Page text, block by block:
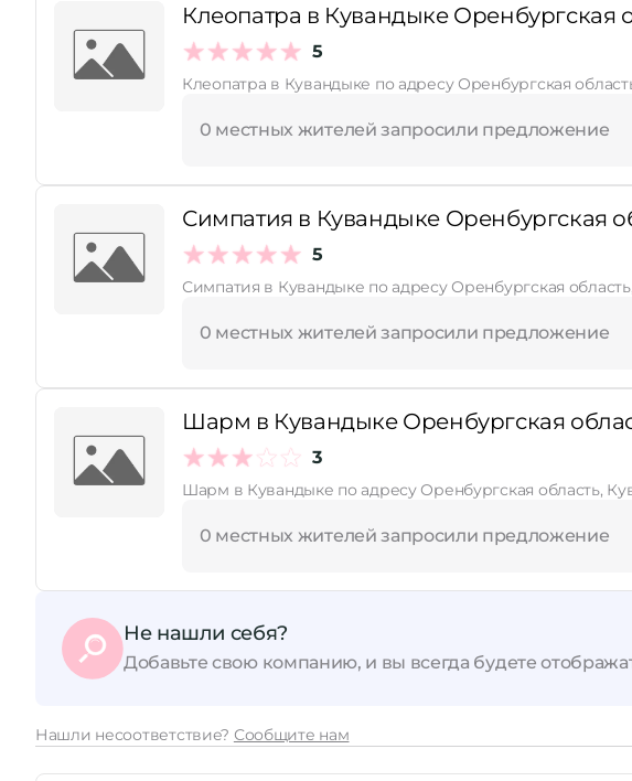
Клеопатра в Кувандыке Оренбургская
5
Клеопатра в Кувандыке по адресу Оренбургская
0 местных жителей запросили предложение
Симпатия в Кувандыке Оренбургская
5
Симпатия в Кувандыке по адресу Оренбургская
0 местных жителей запросили предложение
Шарм в Кувандыке Оренбургская
3
Шарм в Кувандыке по адресу Оренбургская область,
0 местных жителей запросили предложение
Не нашли себя?
Добавьте свою компанию, и вы всегда будете
Нашли несоответствие? Сообщите нам